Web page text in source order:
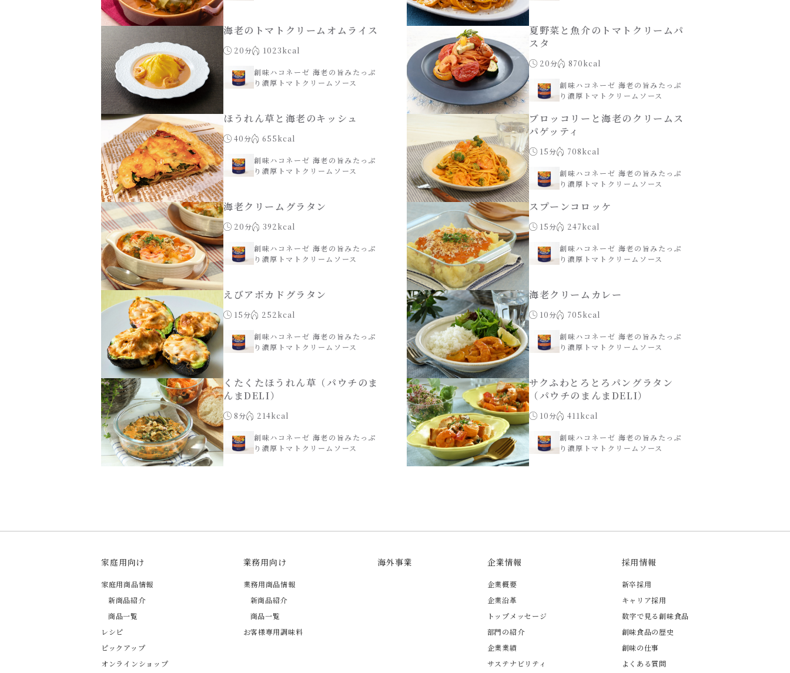
海老のトマトクリームオムライス
20分 1023kcal
創味ハコネーゼ 海老の旨みたっぷ
り濃厚トマトクリームソース
夏野菜と魚介のトマトクリームパ
スタ
20分 870kcal
創味ハコネーゼ 海老の旨みたっぷ
り濃厚トマトクリームソース
ほうれん草と海老のキッシュ
40分 655kcal
創味ハコネーゼ 海老の旨みたっぷ
り濃厚トマトクリームソース
ブロッコリーと海老のクリームス
パゲッティ
15分 708kcal
創味ハコネーゼ 海老の旨みたっぷ
り濃厚トマトクリームソース
海老クリームグラタン
20分 392kcal
創味ハコネーゼ 海老の旨みたっぷ
り濃厚トマトクリームソース
スプーンコロッケ
15分 247kcal
創味ハコネーゼ 海老の旨みたっぷ
り濃厚トマトクリームソース
えびアボカドグラタン
15分 252kcal
創味ハコネーゼ 海老の旨みたっぷ
り濃厚トマトクリームソース
海老クリームカレー
10分 705kcal
創味ハコネーゼ 海老の旨みたっぷ
り濃厚トマトクリームソース
くたくたほうれん草（パウチのま
んまDELI）
8分 214kcal
創味ハコネーゼ 海老の旨みたっぷ
り濃厚トマトクリームソース
サクふわとろとろパングラタン
（パウチのまんまDELI）
10分 411kcal
創味ハコネーゼ 海老の旨みたっぷ
り濃厚トマトクリームソース
家庭用向け
家庭用商品情報
新商品紹介
商品一覧
レシピ
ピックアップ
オンラインショップ
業務用向け
業務用商品情報
新商品紹介
商品一覧
お客様専用調味料
海外事業 企業情報
企業概要
企業沿革
トップメッセージ
部門の紹介
企業業績
サステナビリティ
採用情報
新卒採用
キャリア採用
数字で見る創味食品
創味食品の歴史
創味の仕事
よくある質問